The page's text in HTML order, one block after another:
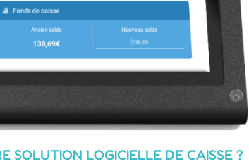
SOLUTION LOGICIELLE DE CAISSE ?